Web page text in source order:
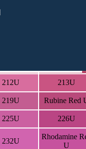
212U 213U
219U Rubine Red
225U 226U
232U
Rhodamine
U